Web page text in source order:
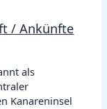
/ Ankünfte
als
Kanareninsel